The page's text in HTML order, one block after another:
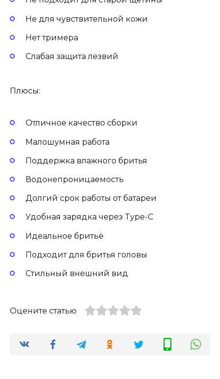
Не для чувствительной кожи
Нет тримера
Слабая защита лезвий
Плюсы:
Отличное качество сборки
Малошумная работа
Поддержка влажного бритья
Водонепроницаемость
Долгий срок работы от батареи
Удобная зарядка через Type-C
Идеальное бритьё
Подходит для бритья головы
Стильный внешний вид
Оцените статью